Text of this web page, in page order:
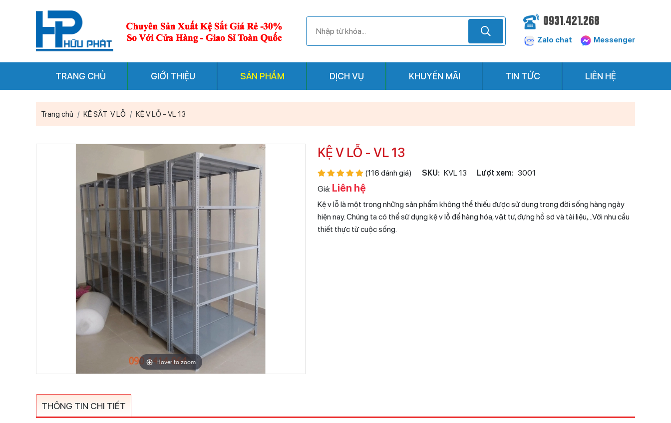
0931.421.268
Zalo chat Messenger
TRANG CHỦ GIỚI THIỆU SẢN PHẨM DỊCH VỤ KHUYẾN MÃI TIN TỨC LIÊN HỆ
Trang chủ KỆ SẮT V LỖ KỆ V LỖ - VL 13
Hover to zoom
KỆ V LỖ - VL 13
(116 đánh giá) SKU: KVL 13 Lượt xem: 3001
Giá: Liên hệ
Kệ v lỗ là một trong những sản phẩm không thể thiếu được sử dụng trong đời sống hàng ngày
hiện nay. Chúng ta có thể sử dụng kệ v lỗ để hàng hóa, vật tư, đựng hồ sơ và tài liệu,…Với nhu cầu
thiết thực từ cuộc sống.
THÔNG TIN CHI TIẾT